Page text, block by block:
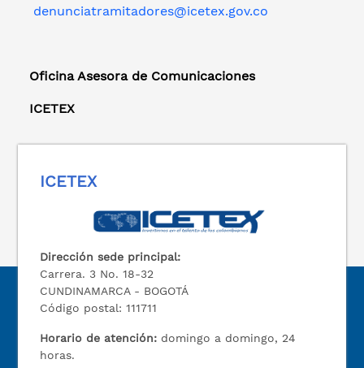
denunciatramitadores@icetex.gov.co
Oficina Asesora de Comunicaciones
ICETEX
ICETEX
Dirección sede principal:
Carrera. 3 No. 18-32
CUNDINAMARCA - BOGOTÁ
Código postal: 111711
Horario de atención: domingo a domingo, 24
horas.